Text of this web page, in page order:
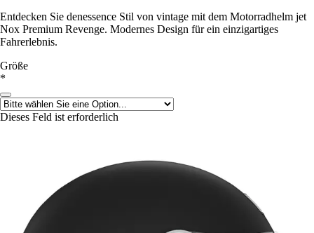
Entdecken Sie denessence Stil von vintage mit dem Motorradhelm jet
Nox Premium Revenge. Modernes Design für ein einzigartiges
Fahrerlebnis.
Größe
*
Dieses Feld ist erforderlich